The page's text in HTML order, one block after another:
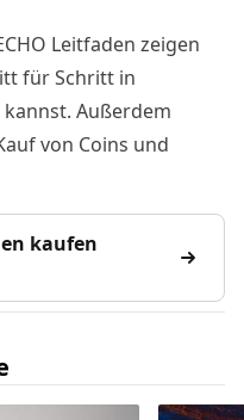
Leitfaden zeigen
für Schritt in
Außerdem
von Coins und
kaufen